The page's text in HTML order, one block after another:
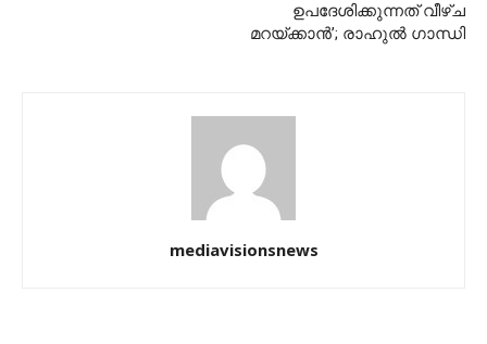
ഉപദേശിക്കുന്നത് വീഴ്ച
മറയ്ക്കാന്‍’; രാഹുൽ ഗാന്ധി
mediavisionsnews